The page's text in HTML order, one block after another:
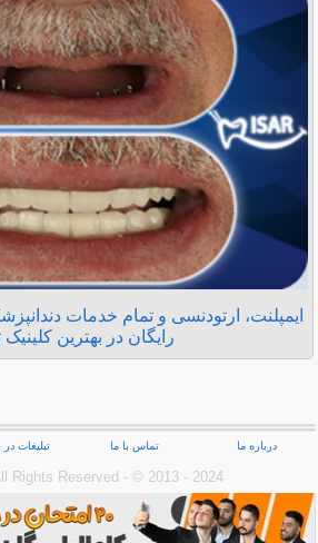
ایمپلنت، ارتودنسی و تمام خدمات
رایگان در بهترین کلینیک
درباره ما تماس با ما تبلیغات در
Rights Reserved - © 2013 - 2024